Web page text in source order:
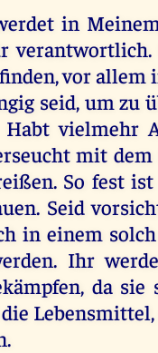
in
verantwortlich.
vor allem
seid, um zu
vielmehr
mit dem
So fest
Seid
in einem
Ihr
da sie